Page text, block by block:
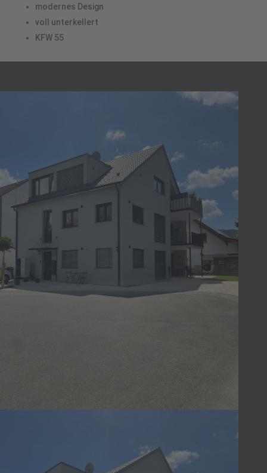
modernes Design
voll unterkellert
KFW 55